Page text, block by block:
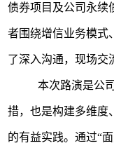
债券项目及公司永续
者围绕增信业务模式
了深入沟通，现场交
本次路演是公
措，也是构建多维度
的有益实践。通过“